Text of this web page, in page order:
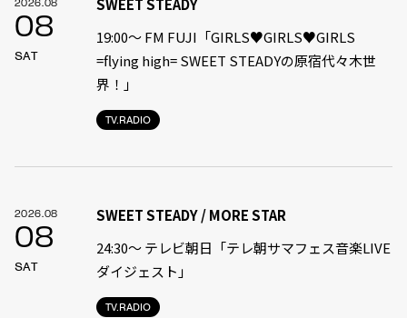
2026.08
08
SAT
TV.RADIO
SWEET STEADY
19:00〜 FM FUJI「GIRLS♥GIRLS♥GIRLS
=flying high= SWEET STEADYの原宿代々木世
界！」
2026.08
08
SAT
TV.RADIO
SWEET STEADY / MORE STAR
24:30〜 テレビ朝日「テレ朝サマフェス音楽LIVE
ダイジェスト」